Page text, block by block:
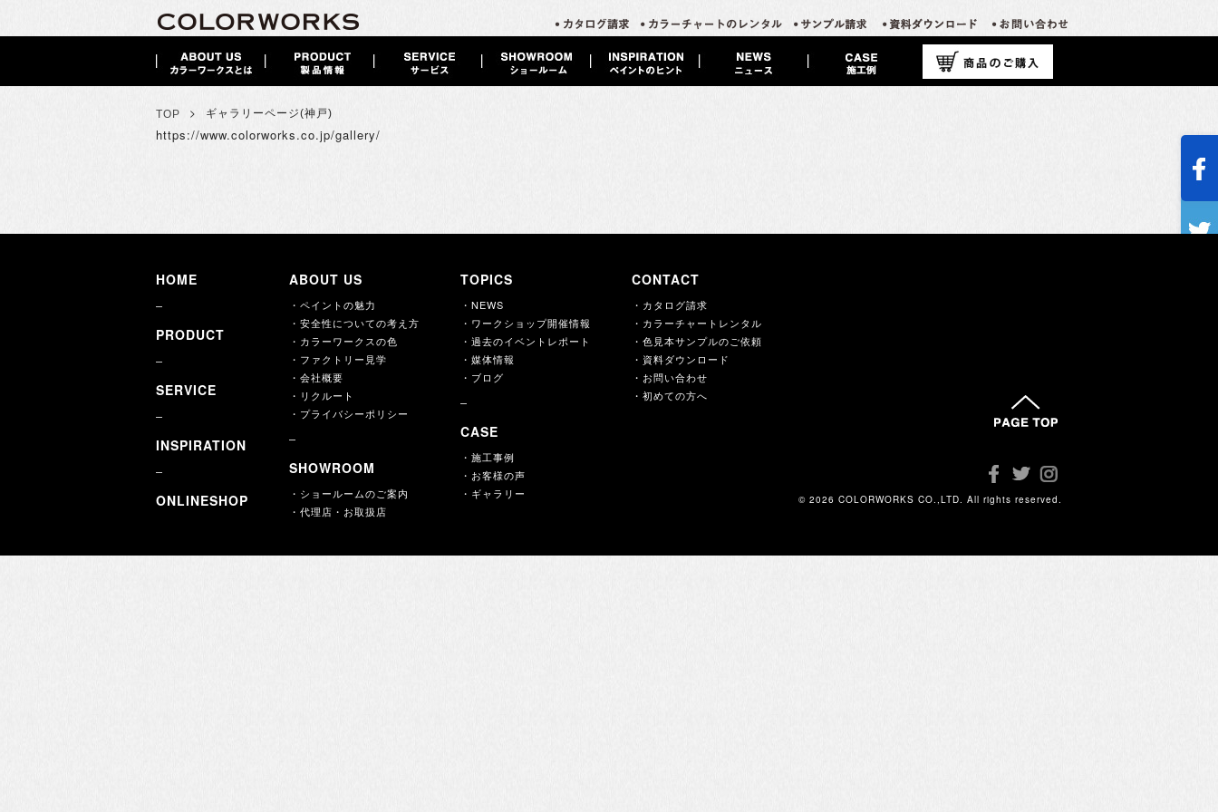
TOP > ギャラリーページ(神戸)
https://www.colorworks.co.jp/gallery/
HOME
PRODUCT
SERVICE
INSPIRATION
ONLINESHOP
ABOUT US
・ペイントの魅力
・安全性についての考え方
・カラーワークスの色
・ファクトリー見学
・会社概要
・リクルート
・プライバシーポリシー
SHOWROOM
・ショールームのご案内
・代理店・お取扱店
TOPICS
・NEWS
・ワークショップ開催情報
・過去のイベントレポート
・媒体情報
・ブログ
CASE
・施工事例
・お客様の声
・ギャラリー
CONTACT
・カタログ請求
・カラーチャートレンタル
・色見本サンプルのご依頼
・資料ダウンロード
・お問い合わせ
・初めての方へ
© 2026 COLORWORKS CO.,LTD. All rights reserved.